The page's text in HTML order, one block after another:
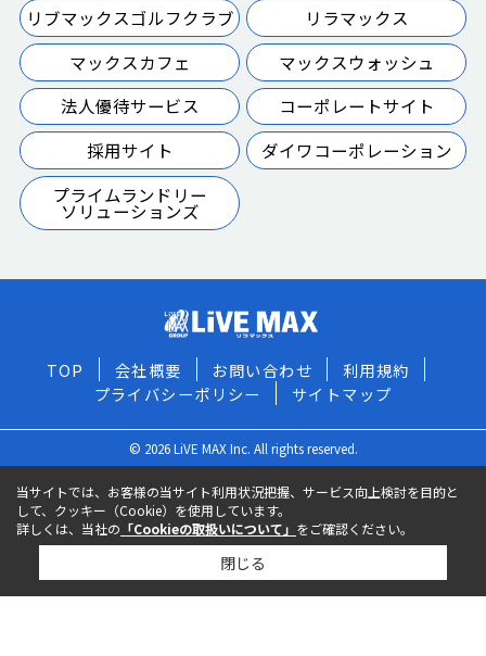
リブマックスゴルフクラブ
リラマックス
マックスカフェ
マックスウォッシュ
法人優待サービス
コーポレートサイト
採用サイト
ダイワコーポレーション
プライムランドリー
ソリューションズ
TOP 会社概要 お問い合わせ
利用規約
プライバシーポリシー
サイトマップ
© 2026 LiVE MAX Inc. All rights reserved.
当サイトでは、お客様の当サイト利用状況把握、サービス向上検討を目的と
して、クッキー（Cookie）を使用しています。
詳しくは、当社の 「Cookieの取扱いについて」 をご確認ください。
閉じる